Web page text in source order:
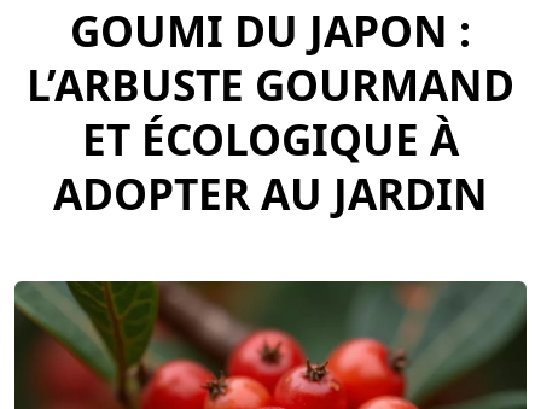
GOUMI DU JAPON :
L’ARBUSTE GOURMAND
ET ÉCOLOGIQUE À
ADOPTER AU JARDIN